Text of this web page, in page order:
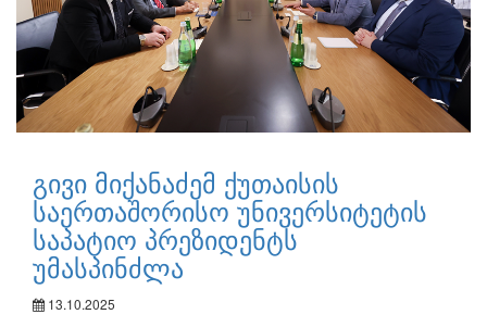
გივი მიქანაძემ ქუთაისის
საერთაშორისო უნივერსიტეტის
საპატიო პრეზიდენტს
უმასპინძლა
13.10.2025